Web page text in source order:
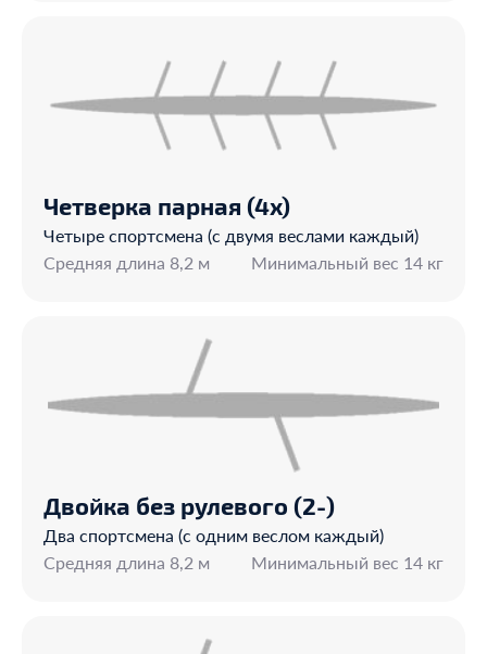
Четверка парная (4х)
Четыре спортсмена (с двумя веслами каждый)
Средняя длина 8,2 м
Минимальный вес 14 кг
Двойка без рулевого (2-)
Два спортсмена (с одним веслом каждый)
Средняя длина 8,2 м
Минимальный вес 14 кг